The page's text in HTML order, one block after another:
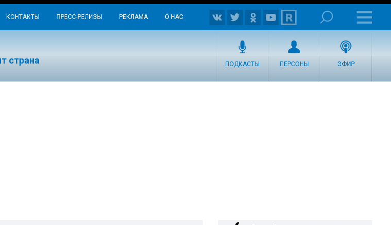
КОНТАКТЫ ПРЕСС-РЕЛИЗЫ РЕКЛАМА О НАС
страна ПОДКАСТЫ ПЕРСОНЫ ЭФИР